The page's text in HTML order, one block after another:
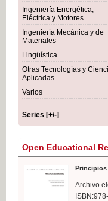
Ingeniería Energética,
Eléctrica y Motores
Ingeniería Mecánica y de
Materiales
Lingüística
Otras Tecnologías y
Aplicadas
Varios
Series [+/-]
Open Educational
Principios
Archivo